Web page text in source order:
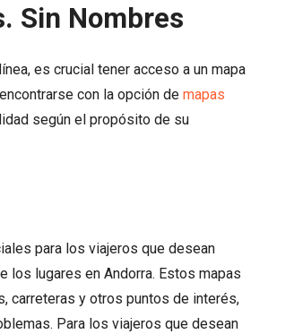
Sin Nombres
es crucial tener acceso a un mapa
con la opción de mapas
según el propósito de su
para los viajeros que desean
los lugares en Andorra. Estos mapas
carreteras y otros puntos de interés,
Para los viajeros que desean